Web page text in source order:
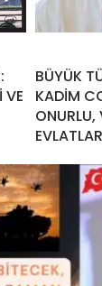
VE
BÜYÜK
KADİM